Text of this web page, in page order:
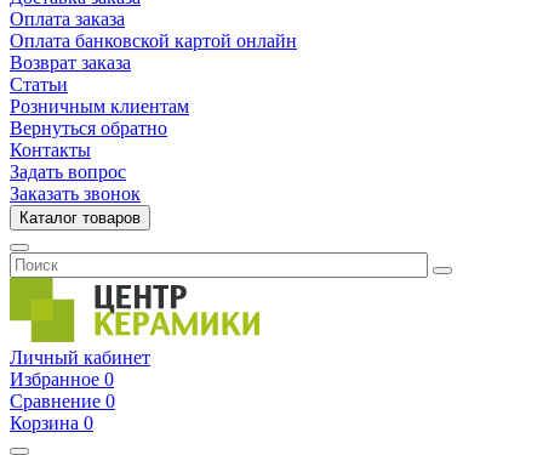
Оплата заказа
Оплата банковской картой онлайн
Возврат заказа
Статьи
Розничным клиентам
Вернуться обратно
Контакты
Задать вопрос
Заказать звонок
Каталог товаров
Личный кабинет
Избранное 0
Сравнение 0
Корзина 0